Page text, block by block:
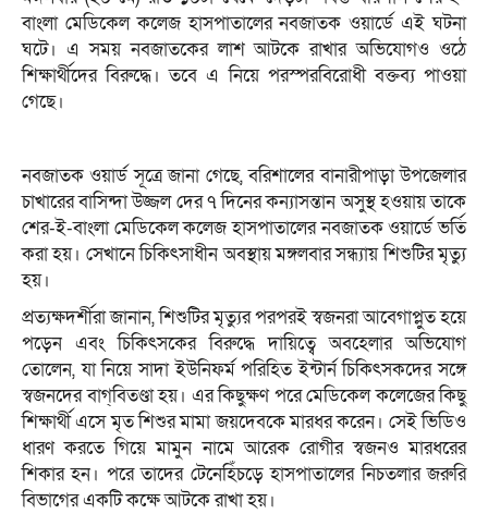
বাংলা মেডিকেল কলেজ হাসপাতালের নবজাতক ওয়ার্ডে এই ঘটনা
ঘটে। এ সময় নবজাতকের লাশ আটকে রাখার অভিযোগও ওঠে
শিক্ষার্থীদের বিরুদ্ধে। তবে এ নিয়ে পরস্পরবিরোধী বক্তব্য পাওয়া
গেছে।
নবজাতক ওয়ার্ড সূত্রে জানা গেছে, বরিশালের বানারীপাড়া উপজেলার
চাখারের বাসিন্দা উজ্জল দের ৭ দিনের কন্যাসন্তান অসুস্থ হওয়ায় তাকে
শের-ই-বাংলা মেডিকেল কলেজ হাসপাতালের নবজাতক ওয়ার্ডে ভর্তি
করা হয়। সেখানে চিকিৎসাধীন অবস্থায় মঙ্গলবার সন্ধ্যায় শিশুটির মৃত্যু
হয়।
প্রত্যক্ষদর্শীরা জানান, শিশুটির মৃত্যুর পরপরই স্বজনরা আবেগাপ্লুত হয়ে
পড়েন এবং চিকিৎসকের বিরুদ্ধে দায়িত্বে অবহেলার অভিযোগ
তোলেন, যা নিয়ে সাদা ইউনিফর্ম পরিহিত ইন্টার্ন চিকিৎসকদের সঙ্গে
স্বজনদের বাগ্‌বিতণ্ডা হয়। এর কিছুক্ষণ পরে মেডিকেল কলেজের কিছু
শিক্ষার্থী এসে মৃত শিশুর মামা জয়দেবকে মারধর করেন। সেই ভিডিও
ধারণ করতে গিয়ে মামুন নামে আরেক রোগীর স্বজনও মারধরের
শিকার হন। পরে তাদের টেনেহিঁচড়ে হাসপাতালের নিচতলার জরুরি
বিভাগের একটি কক্ষে আটকে রাখা হয়।